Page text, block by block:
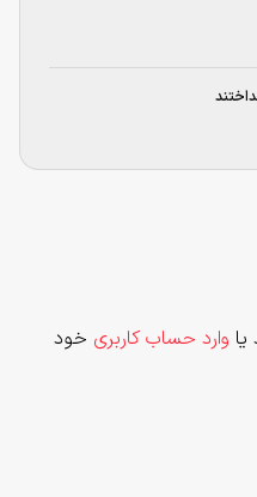
وارد حساب کاربری خود